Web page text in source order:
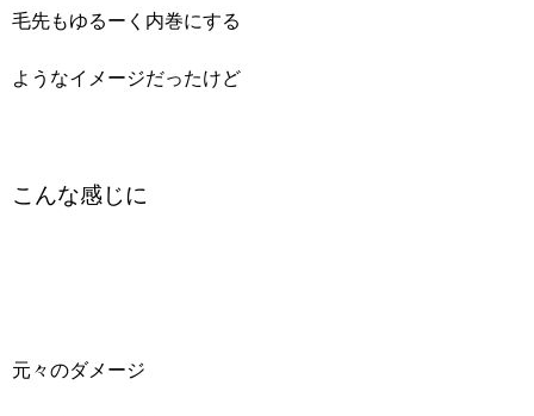
毛先もゆるーく内巻にする
ようなイメージだったけど
こんな感じに
元々のダメージ